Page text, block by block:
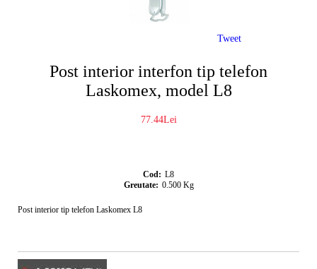
Post interior interfon tip telefon
Laskomex, model L8
77.44Lei
Cod: L8
Greutate: 0.500 Kg
Post interior tip telefon Laskomex L8
Tweet